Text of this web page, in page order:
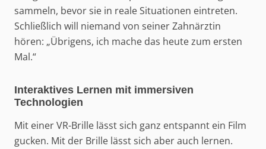
sammeln, bevor sie in reale Situationen eintreten.
Schließlich will niemand von seiner Zahnärztin
hören: „Übrigens, ich mache das heute zum ersten
Mal.“
Interaktives Lernen mit immersiven
Technologien
Mit einer VR-Brille lässt sich ganz entspannt ein Film
gucken. Mit der Brille lässt sich aber auch lernen.